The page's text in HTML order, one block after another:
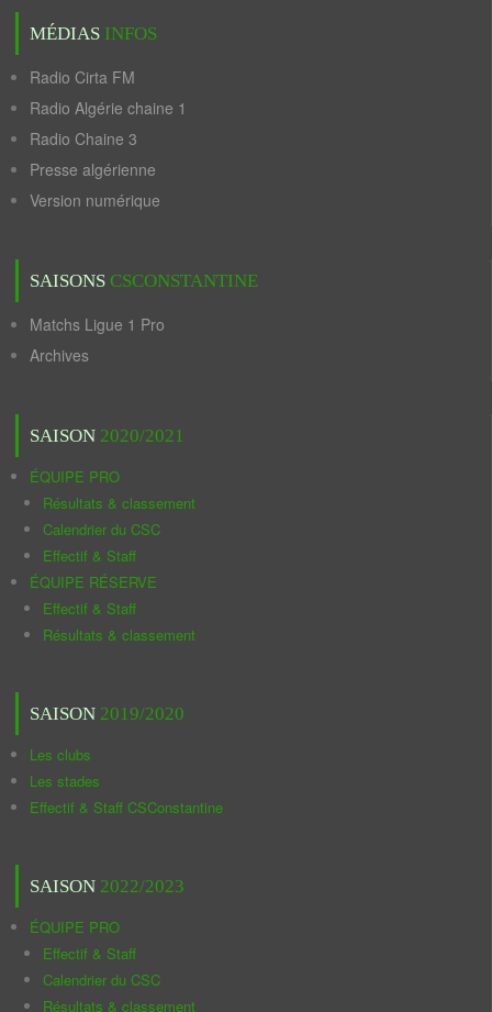
MÉDIAS INFOS
Radio Cirta FM
Radio Algérie chaine 1
Radio Chaine 3
Presse algérienne
Version numérique
SAISONS CSCONSTANTINE
Matchs Ligue 1 Pro
Archives
SAISON 2020/2021
ÉQUIPE PRO
Résultats & classement
Calendrier du CSC
Effectif & Staff
ÉQUIPE RÉSERVE
Effectif & Staff
Résultats & classement
SAISON 2019/2020
Les clubs
Les stades
Effectif & Staff CSConstantine
SAISON 2022/2023
ÉQUIPE PRO
Effectif & Staff
Calendrier du CSC
Résultats & classement